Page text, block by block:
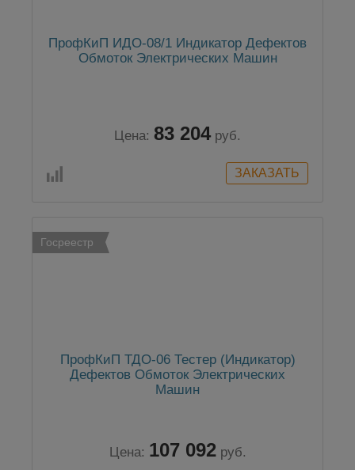
ПрофКиП ИДО-08/1 Индикатор Дефектов
Обмоток Электрических Машин
Цена: 83 204 руб.
Госреестр
ПрофКиП ТДО-06 Тестер (Индикатор)
Дефектов Обмоток Электрических
Машин
Цена: 107 092 руб.